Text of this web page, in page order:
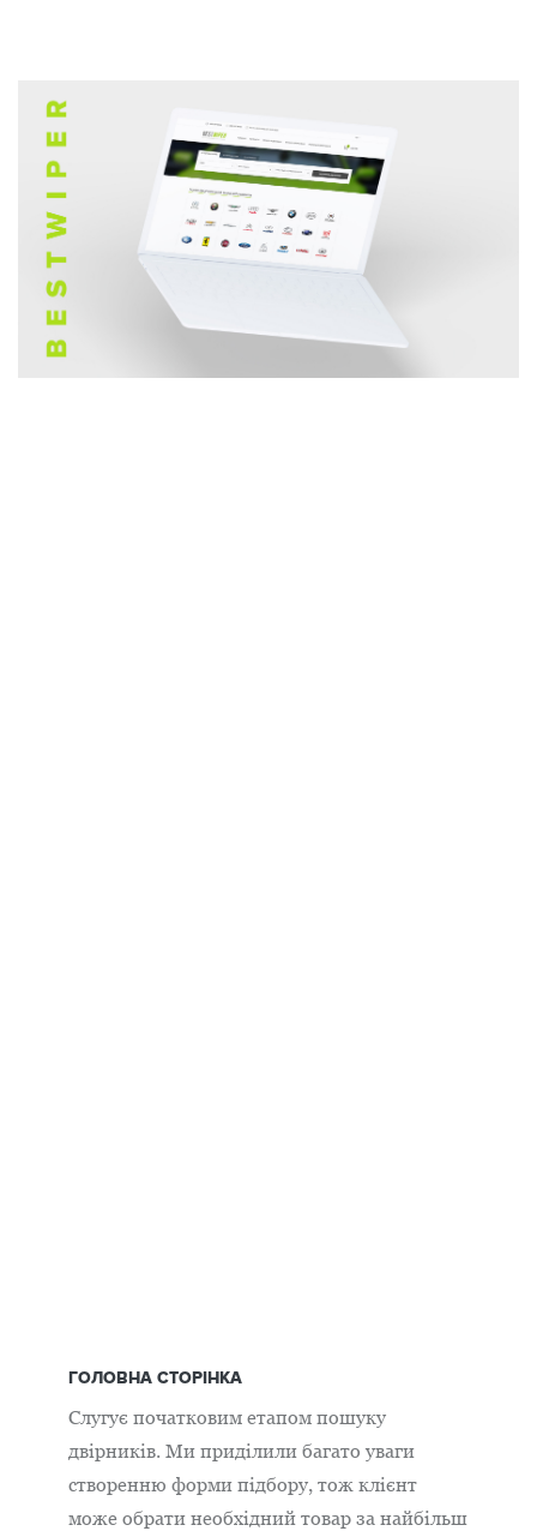
ГОЛОВНА СТОРІНКА
Слугує початковим етапом пошуку
двірників. Ми приділили багато уваги
створенню форми підбору, тож клієнт
може обрати необхідний товар за найбільш